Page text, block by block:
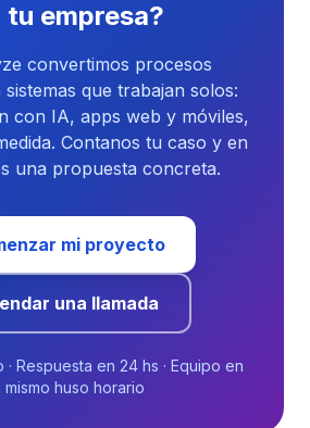
tu empresa?
convertimos procesos
sistemas que trabajan solos:
con IA, apps web y móviles,
Contanos tu caso y en
una propuesta concreta.
mi proyecto
una llamada
Respuesta en 24 hs · Equipo en
mismo huso horario